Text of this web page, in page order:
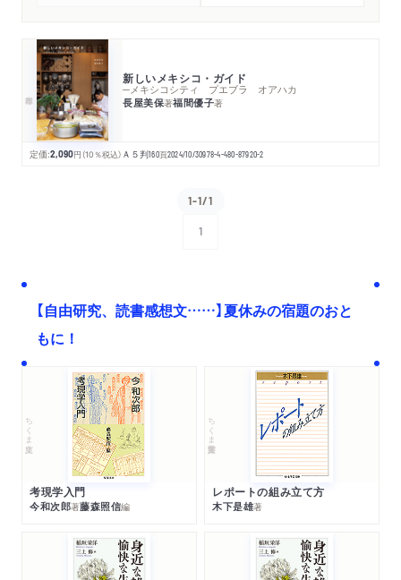
新しいメキシコ・ガイド
─メキシコシティ プエブラ オアハカ
長屋美保著福間優子著
定価:2,090円 （10％税込） Ａ５判160頁2024/10/30978-4-480-87920-2
1-1/1
1
【自由研究、読書感想文……】夏休みの宿題のおと
もに！
ちくま文庫
考現学入門
今和次郎著藤森照信編
ちくま学芸文庫
レポートの組み立て方
木下是雄著